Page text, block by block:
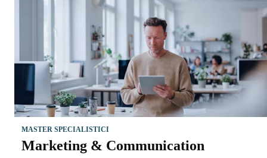
MASTER SPECIALISTICI
Marketing & Communication